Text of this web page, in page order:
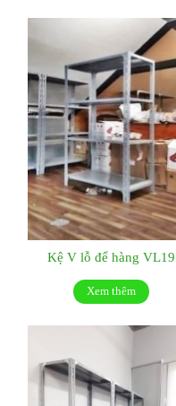
Kệ V lỗ để hàng VL19
Xem thêm